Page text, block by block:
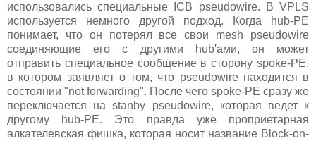
использовались специальные ICB pseudowire. В VPLS
используется немного другой подход. Когда hub-PE
понимает, что он потерял все свои mesh pseudowire
соединяющие его с другими hub'ами, он может
отправить специальное сообщение в сторону spoke-PE,
в котором заявляет о том, что pseudowire находится в
состоянии "not forwarding". После чего spoke-PE сразу же
переключается на stanby pseudowire, которая ведет к
другому hub-PE. Это правда уже проприетарная
алкателевская фишка, которая носит название Block-on-